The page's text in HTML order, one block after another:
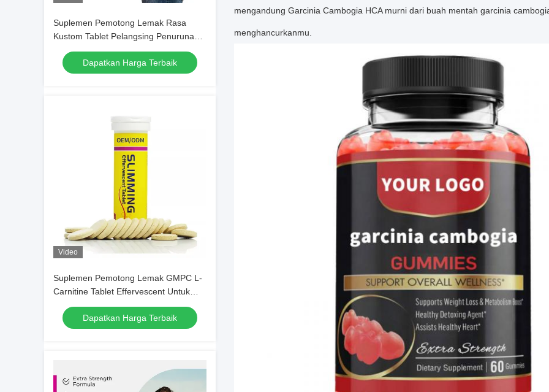
Suplemen Pemotong Lemak Rasa
Kustom Tablet Pelangsing Penurunan
Berat Badan Mempromosikan
Pembakaran Lemak
Dapatkan Harga Terbaik
Video
Suplemen Pemotong Lemak GMPC L-
Carnitine Tablet Effervescent Untuk
Detoks
Dapatkan Harga Terbaik
mengandung Garcinia Cambogia HCA murni dari buah mentah garcinia
menghancurkanmu.